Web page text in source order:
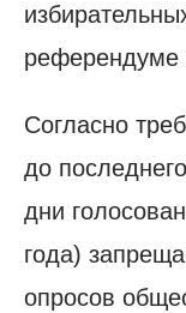
референдуме
Согласно
до
дни
года)
опросов